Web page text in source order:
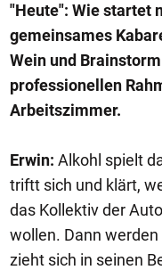
"Heute": Wie startet
gemeinsames
Wein und
professionellen
Arbeitszimmer.
Erwin: Alkohl spielt
triftt sich und klärt,
das Kollektiv der
wollen. Dann
zieht sich in seinen